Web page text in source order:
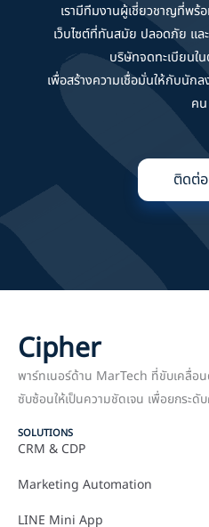
เรามีทีมงานผู้เชี่ยวชาญที่พ
เว็บไซต์ที่ทันสมัย ปลอดภัย แ
บริษัทจดทะเบียนใ
เพื่อสร้างความเชื่อมั่นให้กับนัก
คน
ติดต่อ
Cipher
พาร์ทเนอร์ด้าน MarTech ที่ขับเคลื่อ
ซับซ้อนให้เป็นความชัดเจน เพื่อยกระ
SOLUTIONS
CRM & CDP
Marketing Automation
LINE Mini App